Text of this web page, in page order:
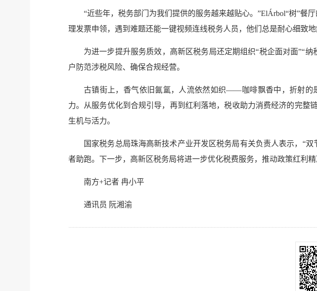
“近些年，税务部门为我们提供的服务越来越贴心。”ElÁrbol“树”餐
理发票申领，遇到难题还能一键视频连线税务人员，他们总是耐心细致地
为进一步提升服务质效，高新区税务局还定期组织“税企面对面”“
户防范涉税风险、确保合规经营。
古镇街上，香气依旧氤氲，人流依然如织——咖啡飘香中，折射的
力。从服务优化到合规引导，再到红利落地，税收助力消费经济的完整
生机与活力。
国家税务总局珠海高新技术产业开发区税务局有关负责人表示，“
者助跑。下一步，高新区税务局将进一步优化税费服务，推动政策红利
南方+记者 冉小平
通讯员 阮湘渝